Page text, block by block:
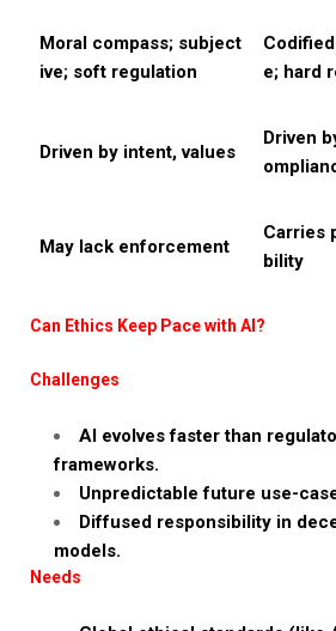
Moral compass; subject
ive; soft regulation
e; hard
Driven by intent, values
Driven
May lack enforcement
Carries
bility
Can Ethics Keep Pace with AI?
Challenges
AI evolves faster than
frameworks.
Unpredictable future use-
Diffused responsibility in
models.
Needs